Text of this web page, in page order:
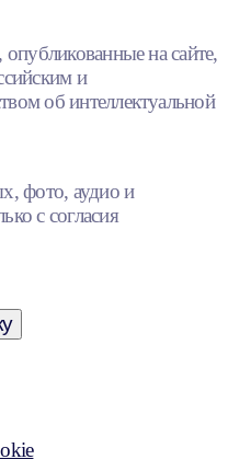
на сайте,
и
об интеллектуальной
фото, аудио и
с согласия